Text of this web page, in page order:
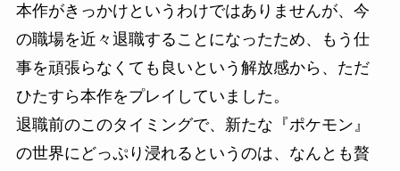
本作がきっかけというわけではありませんが、今
の職場を近々退職することになったため、もう仕
事を頑張らなくても良いという解放感から、ただ
ひたすら本作をプレイしていました。
退職前のこのタイミングで、新たな『ポケモン』
の世界にどっぷり浸れるというのは、なんとも贅